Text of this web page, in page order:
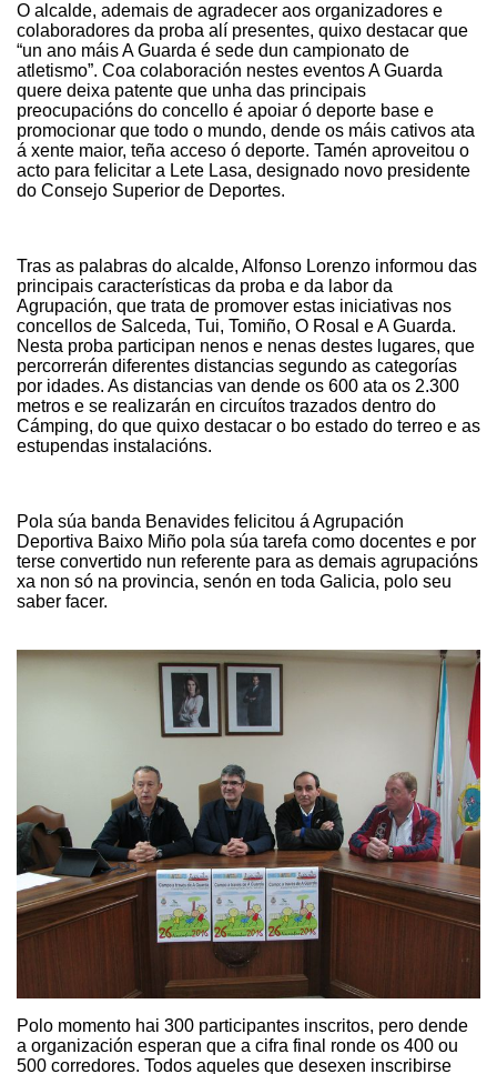
O alcalde, ademais de agradecer aos organizadores e
colaboradores da proba alí presentes, quixo destacar que
“un ano máis A Guarda é sede dun campionato de
atletismo”. Coa colaboración nestes eventos A Guarda
quere deixa patente que unha das principais
preocupacións do concello é apoiar ó deporte base e
promocionar que todo o mundo, dende os máis cativos ata
á xente maior, teña acceso ó deporte. Tamén aproveitou o
acto para felicitar a Lete Lasa, designado novo presidente
do Consejo Superior de Deportes.
Tras as palabras do alcalde, Alfonso Lorenzo informou das
principais características da proba e da labor da
Agrupación, que trata de promover estas iniciativas nos
concellos de Salceda, Tui, Tomiño, O Rosal e A Guarda.
Nesta proba participan nenos e nenas destes lugares, que
percorrerán diferentes distancias segundo as categorías
por idades. As distancias van dende os 600 ata os 2.300
metros e se realizarán en circuítos trazados dentro do
Cámping, do que quixo destacar o bo estado do terreo e as
estupendas instalacións.
Pola súa banda Benavides felicitou á Agrupación
Deportiva Baixo Miño pola súa tarefa como docentes e por
terse convertido nun referente para as demais agrupacións
xa non só na provincia, senón en toda Galicia, polo seu
saber facer.
Polo momento hai 300 participantes inscritos, pero dende
a organización esperan que a cifra final ronde os 400 ou
500 corredores. Todos aqueles que desexen inscribirse